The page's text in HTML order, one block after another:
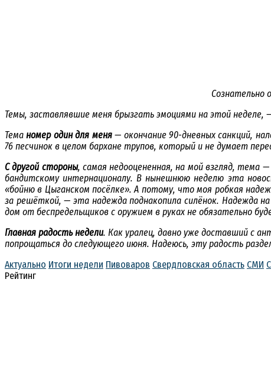
Сознательно
Темы, заставлявшие меня брызгать эмоциями на этой
Теманомер один для меня— окончание 90-дневных санкций,
76 песчинок в целом бархане трупов, который и не думает
С другой стороны, самая недооцененная, на мой взгляд, тема
бандитскому интернационалу. В нынешнюю неделю эта
«бойню в Цыганском посёлке». А потому, что моя робкая
за решёткой, — эта надежда поднакопила силёнок. Надежда
дом от беспредельщиков с оружием в руках не обязательно
Главная радость недели. Как уралец, давно уже доставший с
попрощаться до следующего июня. Надеюсь, эту радость
Актуально Итоги недели Пивоваров Свердловская область СМИ
Рейтинг